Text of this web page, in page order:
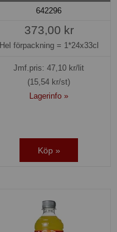
642296
373,00 kr
Hel förpackning = 1*24x33cl
Jmf.pris: 47,10 kr/lit
(15,54 kr/st)
Lagerinfo »
Köp »